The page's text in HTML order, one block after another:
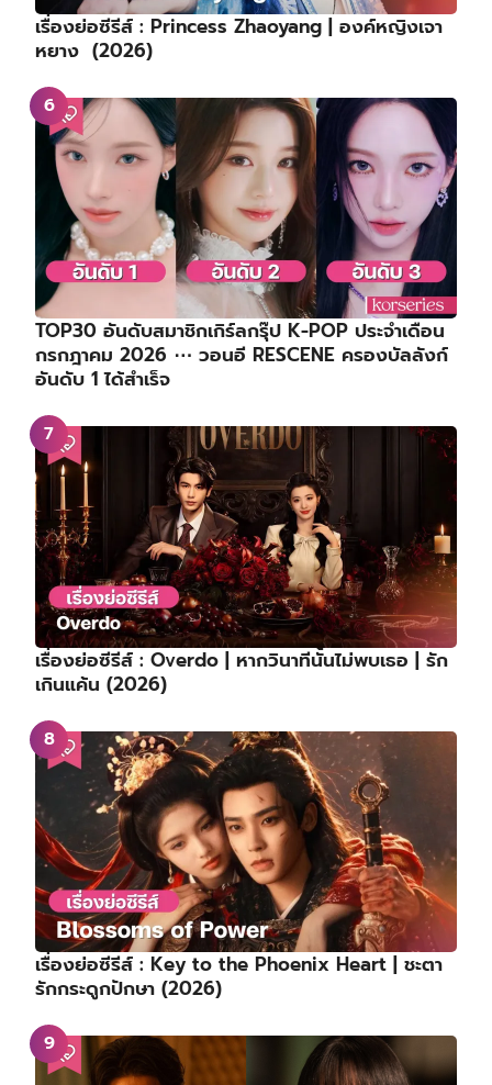
เรื่องย่อซีรีส์ : Princess Zhaoyang | องค์หญิงเจา
หยาง (2026)
TOP30 อันดับสมาชิกเกิร์ลกรุ๊ป K-POP ประจำเดือน
กรกฎาคม 2026 ⋯ วอนอี RESCENE ครองบัลลังก์
อันดับ 1 ได้สำเร็จ
เรื่องย่อซีรีส์ : Overdo | หากวินาทีนั้นไม่พบเธอ | รัก
เกินแค้น (2026)
เรื่องย่อซีรีส์ : Key to the Phoenix Heart | ชะตา
รักกระดูกปักษา (2026)